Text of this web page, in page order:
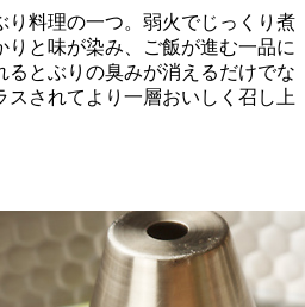
り料理の一つ。弱火でじっくり煮
と味が染み、ご飯が進む一品に
るとぶりの臭みが消えるだけでな
スされてより一層おいしく召し上